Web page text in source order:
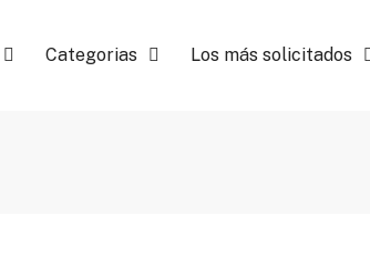
Categorias Los más solicitados